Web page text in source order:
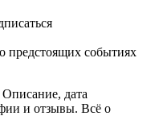
предстоящих событиях
дата
и отзывы. Всё о